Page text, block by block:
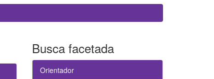
Busca facetada
Orientador